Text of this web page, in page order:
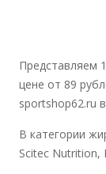
Представляем
цене от 89
sportshop62.ru
В категории
Scitec Nutrition,